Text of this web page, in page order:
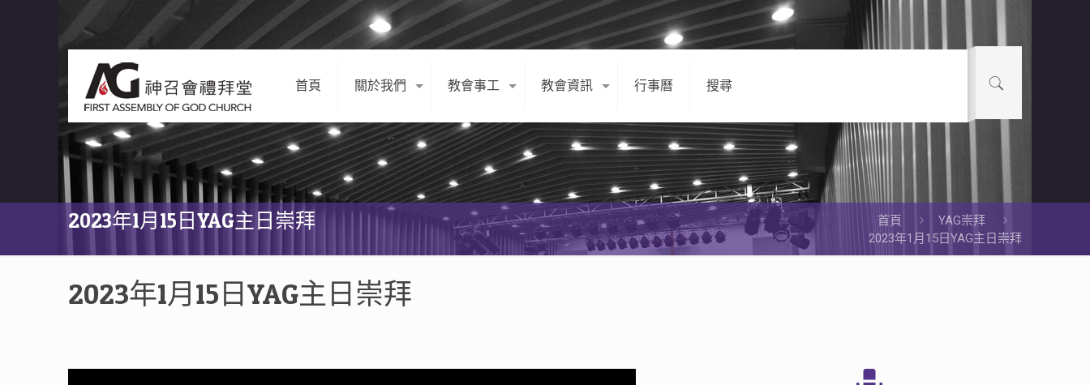
首頁 關於我們 教會事工 教會資訊 行事曆 搜尋
2023年1月15日YAG主日崇拜 首頁
YAG崇拜
2023年1月15日YAG主日崇拜
2023年1月15日YAG主日崇拜